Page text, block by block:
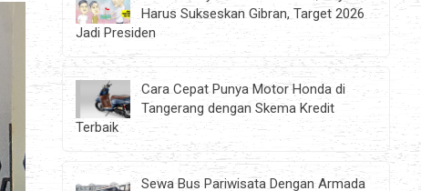
Harus Sukseskan Gibran, Target 2026
Jadi Presiden
Cara Cepat Punya Motor Honda di
Tangerang dengan Skema Kredit
Terbaik
Sewa Bus Pariwisata Dengan Armada